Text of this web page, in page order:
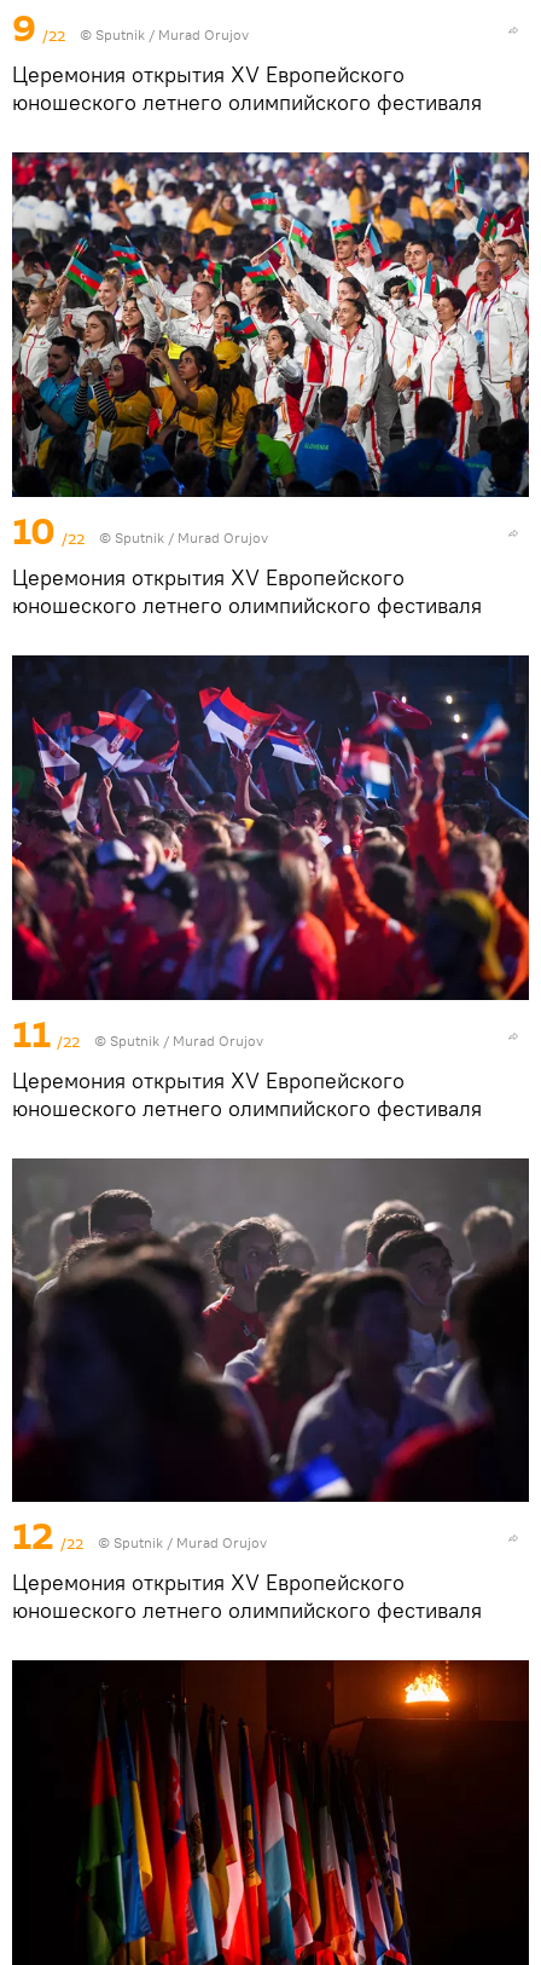
9 /22 © Sputnik / Murad Orujov
Церемония открытия XV Европейского
юношеского летнего олимпийского фестиваля
10 /22 © Sputnik / Murad Orujov
Церемония открытия XV Европейского
юношеского летнего олимпийского фестиваля
11 /22 © Sputnik / Murad Orujov
Церемония открытия XV Европейского
юношеского летнего олимпийского фестиваля
12 /22 © Sputnik / Murad Orujov
Церемония открытия XV Европейского
юношеского летнего олимпийского фестиваля